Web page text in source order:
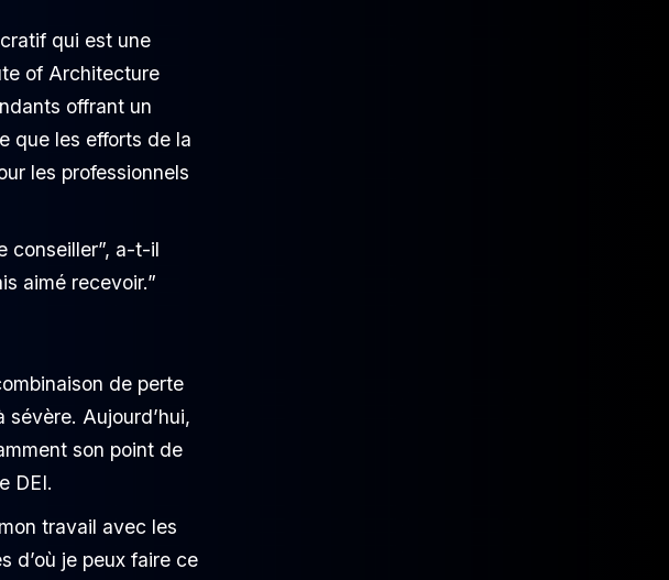
qui est une
of Architecture
offrant un
que les efforts de la
les professionnels
conseiller”, a-t-il
aimé recevoir.”
de perte
Aujourd’hui,
son point de
DEI.
travail avec les
d’où je peux faire ce